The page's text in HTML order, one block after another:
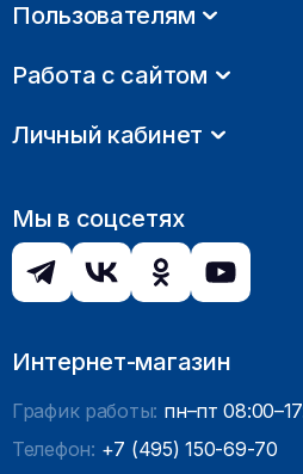
Пользователям
Работа с сайтом
Личный кабинет
Мы в соцсетях
Интернет-магазин
График работы: пн–пт
Телефон: +7 (495) 150-69-70